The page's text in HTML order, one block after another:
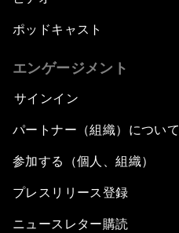
ポッドキャスト
エンゲージメント
サインイン
パートナー（組織）について
参加する（個人、組織）
プレスリリース登録
ニュースレター購読